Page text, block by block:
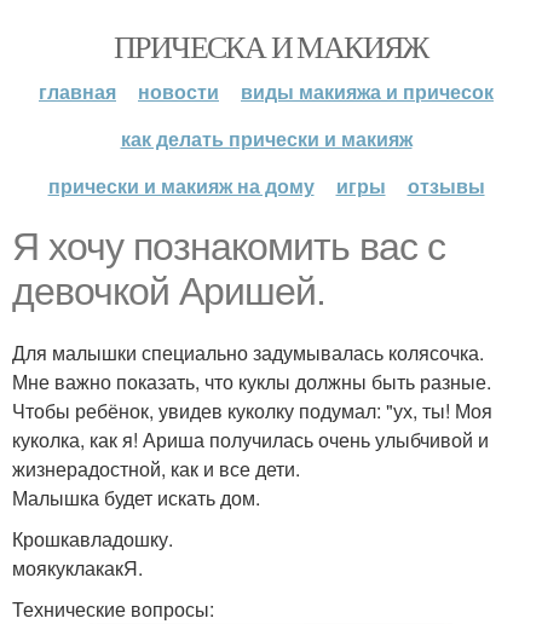
ПРИЧЕСКА И МАКИЯЖ
главная новости
виды макияжа и причесок
как делать прически и макияж
прически и макияж на дому
игры отзывы
Я хочу познакомить вас с
девочкой Аришей.
Для малышки специально задумывалась колясочка.
Мне важно показать, что куклы должны быть разные.
Чтобы ребёнок, увидев куколку подумал: "ух, ты! Моя
куколка, как я! Ариша получилась очень улыбчивой и
жизнерадостной, как и все дети.
Малышка будет искать дом.
Крошкавладошку.
моякуклакакЯ.
Технические вопросы: